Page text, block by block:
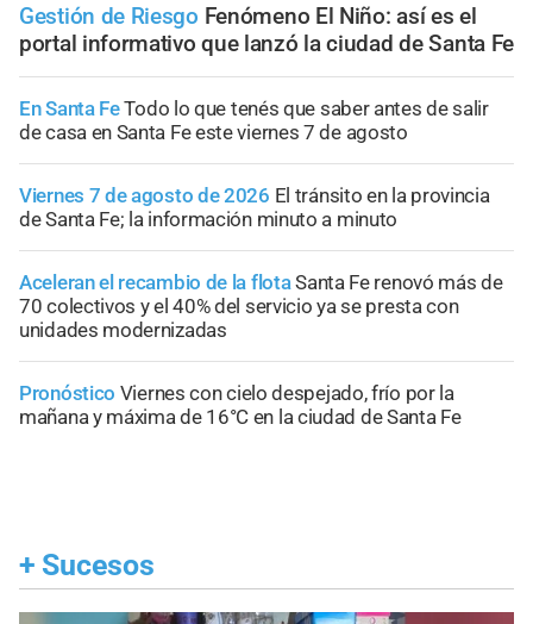
Gestión de Riesgo Fenómeno El Niño: así es el
portal informativo que lanzó la ciudad de Santa Fe
En Santa FeTodo lo que tenés que saber antes de salir
de casa en Santa Fe este viernes 7 de agosto
Viernes 7 de agosto de 2026 El tránsito en la provincia
de Santa Fe; la información minuto a minuto
Aceleran el recambio de la flotaSanta Fe renovó más de
70 colectivos y el 40% del servicio ya se presta con
unidades modernizadas
Pronóstico Viernes con cielo despejado, frío por la
mañana y máxima de 16°C en la ciudad de Santa Fe
+ Sucesos